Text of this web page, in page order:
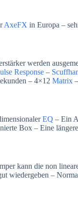
AxeFX in Europa –
werden
Response –
– 4×12 Matrix
EQ – Ein
Box – Eine längere
kann die non
wiedergeben –